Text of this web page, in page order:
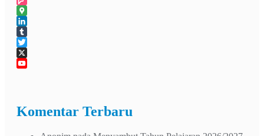
Foursquare
Google
Maps
LinkedIn
Tumblr
Twitter
X
Komentar Terbaru